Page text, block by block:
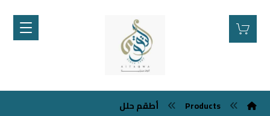
Products أطقم حلل